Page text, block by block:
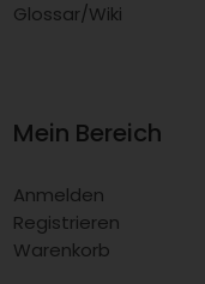
Glossar/Wiki
Mein Bereich
Anmelden
Registrieren
Warenkorb